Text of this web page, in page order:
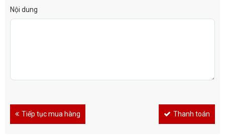
Nội dung
Tiếp tục mua hàng Thanh toán